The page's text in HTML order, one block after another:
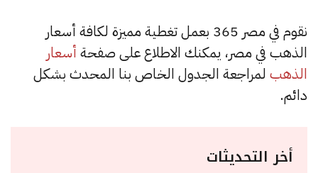
نقوم في مصر 365 بعمل تغطية مميزة لكافة أسعار
الذهب في مصر، يمكنك الاطلاع على صفحة أسعار
الذهب لمراجعة الجدول الخاص بنا المحدث بشكل
دائم.
أخر التحديثات